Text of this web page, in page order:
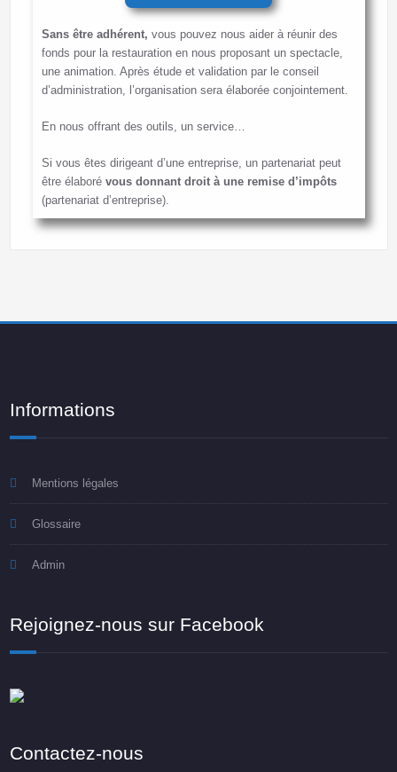
Sans être adhérent, vous pouvez nous aider à réunir des
fonds pour la restauration en nous proposant un spectacle,
une animation. Après étude et validation par le conseil
d’administration, l’organisation sera élaborée conjointement.
En nous offrant des outils, un service…
Si vous êtes dirigeant d’une entreprise, un partenariat peut
être élaboré vous donnant droit à une remise d’impôts
(partenariat d’entreprise).
Informations
Mentions légales
Glossaire
Admin
Rejoignez-nous sur Facebook
Contactez-nous